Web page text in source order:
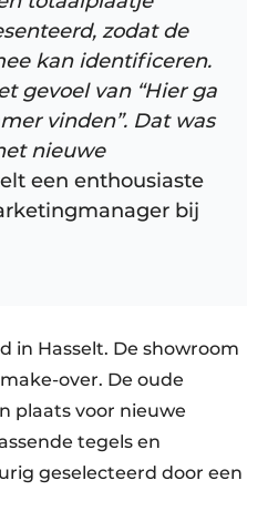
zodat de
kan identificeren.
gevoel van “Hier ga
vinden”. Dat was
nieuwe
een enthousiaste
bij
in Hasselt. De showroom
over. De oude
plaats voor nieuwe
tegels en
geselecteerd door een